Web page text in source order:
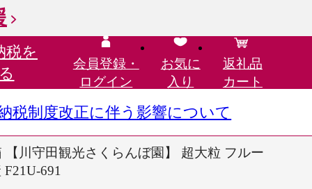
税を
会員登録・
ログイン
お気に
入り
返礼品
カート
税制度改正に伴う影響について
川守田観光さくらんぼ園】 超大粒 フルー
691